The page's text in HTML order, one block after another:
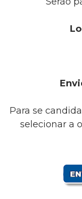
Para se
selecionar a